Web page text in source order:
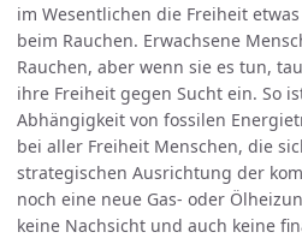
im Wesentlichen die Freiheit
beim Rauchen. Erwachsene
Rauchen, aber wenn sie es tun,
ihre Freiheit gegen Sucht ein. So
Abhängigkeit von fossilen
bei aller Freiheit Menschen, die
strategischen Ausrichtung der
noch eine neue Gas- oder
keine Nachsicht und auch keine